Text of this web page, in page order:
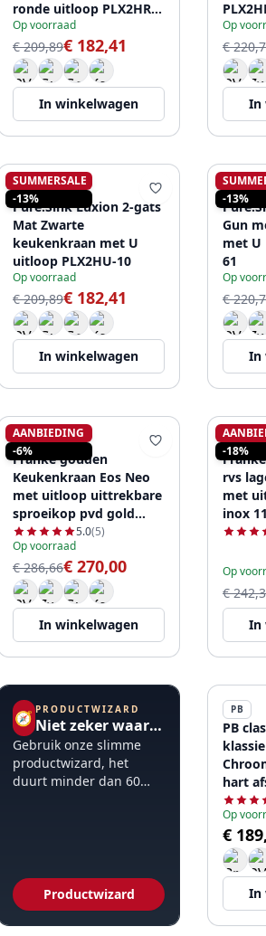
ronde uitloop PLX2HR-
10
Op voorraad
€ 209,89€ 182,41
In winkelwagen
Op
€
In
SUMMERSALE
-13%
PURE.SINK
Pure.Sink Luxion 2-gats
Mat Zwarte
keukenkraan met U
uitloop PLX2HU-10
Op voorraad
€ 209,89€ 182,41
In winkelwagen
-13%
Gun
met U
61
Op
€
In
AANBIEDING
-6%
FRANKE
Franke gouden
Keukenkraan Eos Neo
met uitloop uittrekbare
sproeikop pvd gold
115.0681.244
5.0(5)
Op voorraad
€ 286,66€ 270,00
In winkelwagen
-18%
rvs
met
inox
Op
€
In
🧭 PRODUCTWIZARD
Niet zeker waar te beginnen?
Gebruik onze slimme
productwizard, het
duurt minder dan 60
Productwizard
PB
PB
hart
25cm
Op
€
In